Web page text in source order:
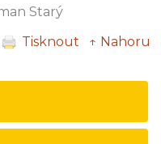
Starý
Tisknout
↑ Nahoru